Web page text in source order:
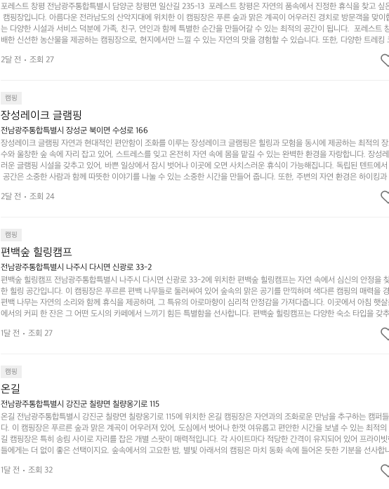
포레스트 창평 전남광주통합특별시 담양군 창평면 일산길 235-13  포레스트 창평은 자연의 품속에서 진정한 휴식을 찾고 싶
캠핑장입니다. 아름다운 전라남도의 산악지대에 위치한 이 캠핑장은 푸른 숲과 맑은 계곡이 어우러진 경치로 방문객을 맞이
는 다양한 시설과 서비스 덕분에 가족, 친구, 연인과 함께 특별한 순간을 만들어갈 수 있는 최적의 공간이 됩니다.  포레스트
배한 신선한 농산물을 제공하는 캠핑장으로, 현지에서만 느낄 수 있는 자연의 맛을 경험할 수 있습니다. 또한, 다양한 트레킹
캠퍼들이 탐험과 모험의 짜릿함을 누릴 수 있도록 만들어졌습니다. 저녁에는 별빛 아래에서 바베큐 파티를 즐기거나, 잔잔
은 숙면을 취할 수 있는 기회를 제공합니다.  이곳은 자연과의 완벽한 조화를 이루며, 다채로운 야외 활동을 제공합니다. 특
순한 캠핑 그 이상을 제공하며, 자연을 사랑하는 모든 이들에게 꼭 한번 경험해봐야 할 장소로 자리잡았습니다.  인기 정
2달 전 조회 27
캠핑
장성레이크 글램핑
전남광주통합특별시 장성군 북이면 수성로 166
장성레이크 글램핑 자연과 현대적인 편안함이 조화를 이루는 장성레이크 글램핑은 힐링과 모험을 동시에 제공하는 최적의
수와 울창한 숲 속에 자리 잡고 있어, 스트레스를 잊고 온전히 자연 속에 몸을 맡길 수 있는 완벽한 환경을 자랑합니다. 장성
러운 글램핑 시설을 갖추고 있어, 바쁜 일상에서 잠시 벗어나 이곳에 오면 사치스러운 휴식이 가능해집니다. 독립된 텐트에
공간은 소중한 사람과 함께 따뜻한 이야기를 나눌 수 있는 소중한 시간을 만들어 줍니다. 또한, 주변의 자연 환경은 하이킹
액티비티를 즐기기에 그야말로 완벽한 조건을 갖추고 있습니다. 이곳에서의 캠핑은 단순한 숙박이 아닌, 가족과 친구들과
하는 시간이 될 것입니다. 특히 식사를 좋아하는 분들에게는 매주 특별한 바비큐 파티와 지역에서 나는 신선한 재료로 만든
사람들과 함께하세요. 당신의 대자연 속 힐링을 기다리는 장성레이크 글램핑은 언젠가 반드시 방문해봐야 할 명소로 자리매
도: ★★★★★
2달 전 조회 24
캠핑
편백숲 힐링캠프
전남광주통합특별시 나주시 다시면 신광로 33-2
편백숲 힐링캠프 전남광주통합특별시 나주시 다시면 신광로 33-2에 위치한 편백숲 힐링캠프는 자연 속에서 심신의 안정을
한 힐링 공간입니다. 이 캠핑장은 푸르른 편백 나무들로 둘러싸여 있어 숲속의 맑은 공기를 만끽하며 색다른 캠핑의 매력을
편백 나무는 자연의 소리와 함께 휴식을 제공하며, 그 특유의 아로마향이 심리적 안정감을 가져다줍니다. 이곳에서 아침 햇
에서의 커피 한 잔은 그 어떤 도시의 카페에서 느끼기 힘든 특별함을 선사합니다. 편백숲 힐링캠프는 다양한 숙소 타입을 갖
론 친구나 연인과 함께 더욱 기억에 남는 특별한 시간을 보낼 수 있습니다. 주변에는 자전거 도로와 하이킹 트레일이 있어 액
기회도 많은데, 자전거를 타거나 숲속을 거닐며 다양한 생태계를 체험해보는 것도 일상의 스트레스를 잊게 해줍니다. 또한,
조화 속에서 힐링할 수 있는 편백숲 힐링캠프는 현대인의 바쁜 일상에서 벗어나 소중한 시간을 가지고 싶은 분들에게 특히
나주로 떠나 여유로움과 행복이 가득한 캠핑을 경험해보세요! 인기 정도: ★★★★☆
1달 전 조회 27
캠핑
온길
전남광주통합특별시 강진군 칠량면 칠량옹기로 115
온길 전남광주통합특별시 강진군 칠량면 칠량옹기로 115에 위치한 온길 캠핑장은 자연과의 조화로운 만남을 추구하는 캠퍼
다. 이 캠핑장은 푸르른 숲과 맑은 계곡이 어우러져 있어, 도심에서 벗어나 한껏 여유롭고 편안한 시간을 보낼 수 있는 최적
길 캠핑장은 특히 송림 사이로 자리를 잡은 개별 스팟이 매력적입니다. 각 사이트마다 적당한 간격이 유지되어 있어 프라이
들에게는 더 없이 좋은 선택이지요. 숲속에서의 고요한 밤, 별빛 아래서의 캠핑은 마치 동화 속에 들어온 듯한 기분을 선사합
야외 활동도 가능해 가족과 친구들이 함께 즐기기에 적합합니다. 하이킹, 자전거 타기, 그리고 근처의 계곡에서는 수영과 낚
일상에서 벗어나 여러 가지 재미를 선사합니다. 또한, 캠핑장 내에는 깨끗한 화장실과 샤워 시설이 잘 마련되어 있어 편리함
1달 전 조회 32